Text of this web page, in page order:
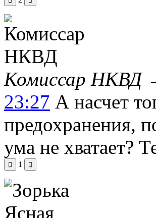
Комиссар НКВД
23:27 А насчет
предохранения,
ума не хватает?
1